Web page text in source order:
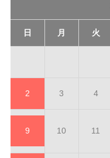
日 月 火
2 3 4
9 10 11